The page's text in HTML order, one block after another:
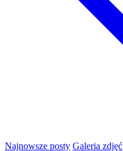
Najnowsze posty Galeria zdjęć